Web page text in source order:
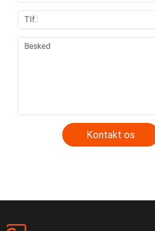
Kontakt os